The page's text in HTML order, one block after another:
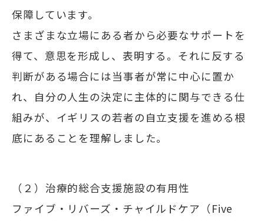
保障しています。
さまざまな立場にある者から必要なサポートを
得て、意思を形成し、表明する。それに反する
判断がある場合には当事者が常に中心に置か
れ、自分の人生の決定に主体的に関与できる仕
組みが、イギリスの若者の自立支援を進める根
底にあることを理解しました。
（２）治療的総合支援施設の有用性
ファイブ・リバーズ・チャイルドケア（Five